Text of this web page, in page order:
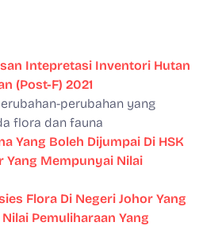
Intepretasi Inventori Hutan
(Post-F) 2021
perubahan yang
flora dan fauna
Yang Boleh Dijumpai Di HSK
Yang Mempunyai Nilai
Flora Di Negeri Johor Yang
Pemuliharaan Yang